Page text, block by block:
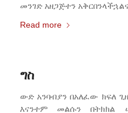
መንገድ አዘጋጅተን
Read more
ግስ
ውድ አንባብያን በአለፈው ክፍለ
እናንተም መልሱን በትክክል